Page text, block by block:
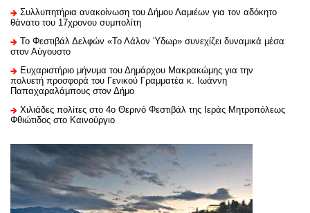
Συλλυπητήρια ανακοίνωση του Δήμου Λαμιέων για τον αδόκητο
θάνατο του 17χρονου συμπολίτη
Το Φεστιβάλ Δελφών «Το Λάλον Ύδωρ» συνεχίζει δυναμικά μέσα
στον Αύγουστο
Ευχαριστήριo μήνυμα του Δημάρχου Μακρακώμης για την
πολυετή προσφορά του Γενικού Γραμματέα κ. Ιωάννη
Παπαχαραλάμπους στον Δήμο
Χιλιάδες πολίτες στο 4ο Θερινό Φεστιβάλ της Ιεράς Μητροπόλεως
Φθιώτιδος στο Καινούργιο